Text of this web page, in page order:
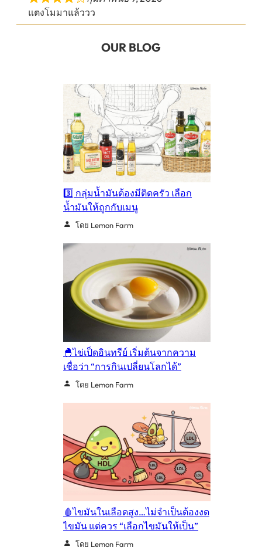
แตงโมมาแล้ววว
OUR BLOG
3️⃣ กลุ่มน้ำมันต้องมีติดครัว เลือก
น้ำมันให้ถูกกับเมนู
โดย Lemon Farm
🐣ไข่เป็ดอินทรีย์ เริ่มต้นจากความ
เชื่อว่า “การกินเปลี่ยนโลกได้”
โดย Lemon Farm
🩸ไขมันในเลือดสูง…ไม่จำเป็นต้องงด
ไขมัน แต่ควร “เลือกไขมันให้เป็น”
โดย Lemon Farm